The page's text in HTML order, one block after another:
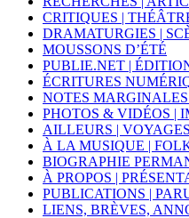
CRITIQUES |
DRAMATURGIES |
MOUSSONS D’ÉTÉ
PUBLIE.NET |
ÉCRITURES
NOTES MARGINALES
PHOTOS & VIDÉOS |
AILLEURS | VOYAGES
À LA MUSIQUE |
BIOGRAPHIE
À PROPOS |
PUBLICATIONS |
LIENS, BRÈVES,